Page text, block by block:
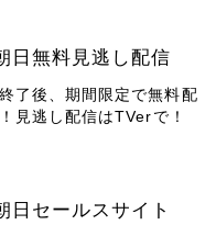
日無料見逃し配信
了後、期間限定で無料配
見逃し配信はTVerで！
日セールスサイト